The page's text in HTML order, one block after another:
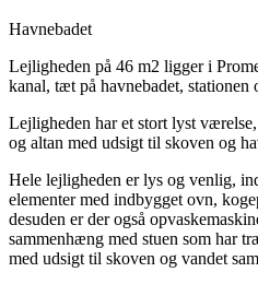
Havnebadet
Lejligheden på 46 m2 ligger i
kanal, tæt på havnebadet,
Lejligheden har et stort lyst
og altan med udsigt til skoven og
Hele lejligheden er lys og venlig,
elementer med indbygget ovn,
desuden er der også
sammenhæng med stuen som har
med udsigt til skoven og vandet